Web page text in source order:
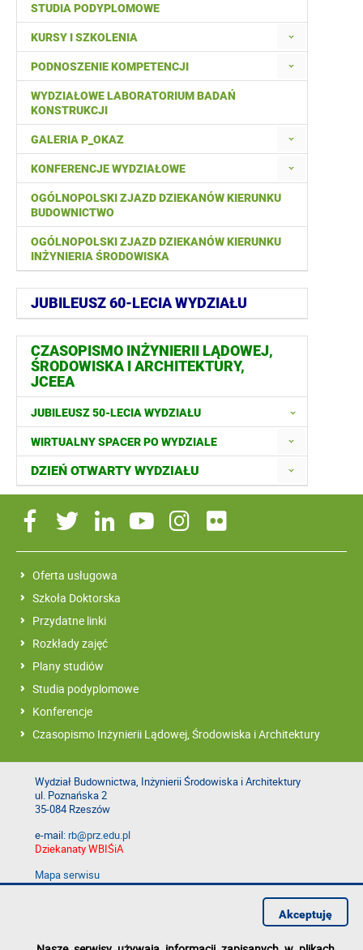
STUDIA PODYPLOMOWE
KURSY I SZKOLENIA
PODNOSZENIE KOMPETENCJI
WYDZIAŁOWE LABORATORIUM BADAŃ
KONSTRUKCJI
GALERIA P_OKAZ
KONFERENCJE WYDZIAŁOWE
OGÓLNOPOLSKI ZJAZD DZIEKANÓW KIERUNKU
BUDOWNICTWO
OGÓLNOPOLSKI ZJAZD DZIEKANÓW KIERUNKU
INŻYNIERIA ŚRODOWISKA
JUBILEUSZ 60-LECIA WYDZIAŁU
CZASOPISMO INŻYNIERII LĄDOWEJ,
ŚRODOWISKA I ARCHITEKTURY,
JCEEA
JUBILEUSZ 50-LECIA WYDZIAŁU
WIRTUALNY SPACER PO WYDZIALE
DZIEŃ OTWARTY WYDZIAŁU
Oferta usługowa
Szkoła Doktorska
Przydatne linki
Rozkłady zajęć
Plany studiów
Studia podyplomowe
Konferencje
Czasopismo Inżynierii Lądowej, Środowiska i Architektury
Wydział Budownictwa, Inżynierii Środowiska i Architektury
ul. Poznańska 2
35-084 Rzeszów
e-mail:rb@prz.edu.pl
Dziekanaty WBIŚiA
Mapa serwisu
Deklaracja dostępności
Akceptuję